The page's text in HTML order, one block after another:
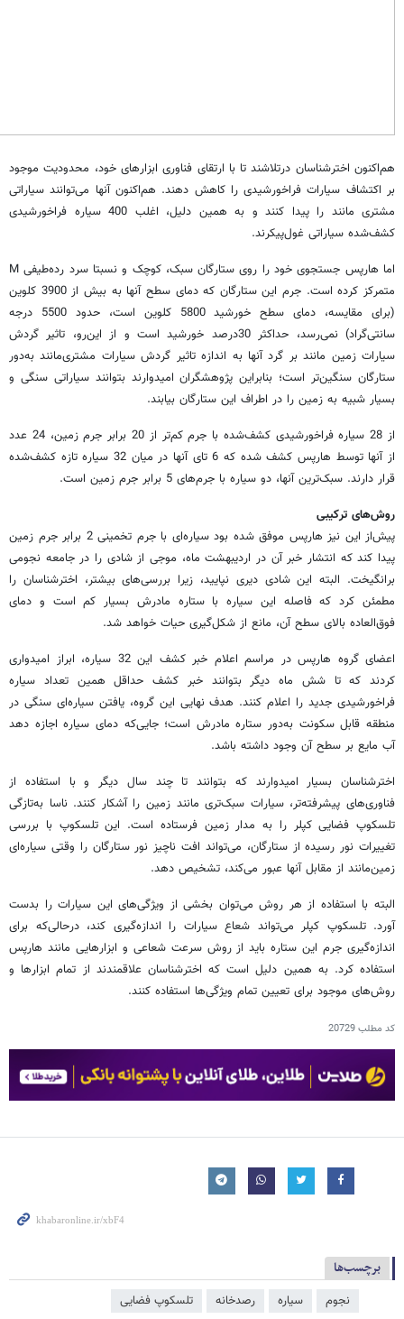
هم‌اکنون اخترشناسان درتلاشند تا با ارتقای فناوری ابزارهای خود، محدودیت موجود
بر اکتشاف سیارات فراخورشیدی را کاهش دهند. هم‌اکنون آنها می‌توانند سیاراتی
مشتری مانند را پیدا کنند و به همین دلیل، اغلب 400 سیاره فراخورشیدی
کشف‌شده سیاراتی غول‌پیکرند.
اما هارپس جستجوی خود را روی ستارگان سبک، کوچک و نسبتا سرد رده‌طیفی M
متمرکز کرده است. جرم این ستارگان که دمای سطح آنها به بیش از 3900 کلوین
(برای مقایسه، دمای سطح خورشید 5800 کلوین است، حدود 5500 درجه
سانتی‌گراد) نمی‌رسد، حداکثر 30درصد خورشید است و از این‌رو، تاثیر گردش
سیارات زمین مانند بر گرد آنها به اندازه تاثیر گردش سیارات مشتری‌مانند به‌دور
ستارگان سنگین‌تر است؛ بنابراین پژوهشگران امیدوارند بتوانند سیاراتی سنگی و
بسیار شبیه به زمین را در اطراف این ستارگان بیابند.
از 28 سیاره فراخورشیدی کشف‌شده با جرم کم‌تر از 20 برابر جرم زمین، 24 عدد
از آنها توسط هارپس کشف شده که 6 تای آنها در میان 32 سیاره تازه کشف‌شده
قرار دارند. سبک‌ترین آنها، دو سیاره با جرم‌های 5 برابر جرم زمین است.
روش‌های ترکیبی
پیش‌از این نیز هارپس موفق شده بود سیاره‌ای با جرم تخمینی 2 برابر جرم زمین
پیدا کند که انتشار خبر آن در اردیبهشت ماه، موجی از شادی را در جامعه نجومی
برانگیخت. البته این شادی دیری نپایید، زیرا بررسی‌های بیشتر، اخترشناسان را
مطمئن کرد که فاصله این سیاره با ستاره مادرش بسیار کم است و دمای
فوق‌العاده بالای سطح آن، مانع از شکل‌گیری حیات خواهد شد.
اعضای گروه هارپس در مراسم اعلام خبر کشف این 32 سیاره، ابراز امیدواری
کردند که تا شش ماه دیگر بتوانند خبر کشف حداقل همین تعداد سیاره
فراخورشیدی جدید را اعلام کنند. هدف نهایی این گروه، یافتن سیاره‌ای سنگی در
منطقه قابل سکونت به‌دور ستاره مادرش است؛ جایی‌که دمای سیاره اجازه دهد
آب مایع بر سطح آن وجود داشته باشد.
اخترشناسان بسیار امیدوارند که بتوانند تا چند سال دیگر و با استفاده از
فناوری‌های پیشرفته‌تر، سیارات سبک‌تری مانند زمین را آشکار کنند. ناسا به‌تازگی
تلسکوپ فضایی کپلر را به مدار زمین فرستاده است. این تلسکوپ با بررسی
تغییرات نور رسیده از ستارگان، می‌تواند افت ناچیز نور ستارگان را وقتی سیاره‌ای
زمین‌مانند از مقابل آنها عبور می‌کند، تشخیص دهد.
البته با استفاده از هر روش می‌توان بخشی از ویژگی‌های این سیارات را بدست
آورد. تلسکوپ کپلر می‌تواند شعاع سیارات را اندازه‌گیری کند، درحالی‌که برای
اندازه‌گیری جرم این ستاره باید از روش سرعت شعاعی و ابزارهایی مانند هارپس
استفاده کرد. به همین دلیل است که اخترشناسان علاقمندند از تمام ابزارها و
روش‌های موجود برای تعیین تمام ویژگی‌ها استفاده کنند.
کد مطلب20729
برچسب‌ها
نجوم سیاره رصدخانه تلسکوپ فضایی